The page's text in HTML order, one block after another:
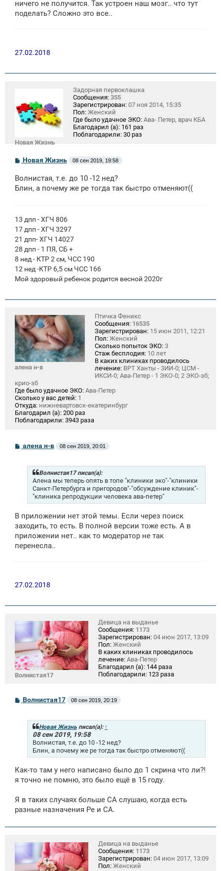
ничего не получится. Так устроен наш мозг.. что тут
поделать? Сложно это все..
27.02.2018
Новая Жизнь
Задорная первоклашка
Сообщения: 355
Зарегистрирован: 07 ноя 2014, 15:35
Пол: Женский
Где было удачное ЭКО: Ава- Петер, врач КБА
Благодарил (а): 161 раз
Поблагодарили: 30 раз
С
о
б
щ
Новая Жизнь 08 сен 2019, 19:58
Волнистая, т.е. до 10 -12 нед?
Блин, а почему же ре тогда так быстро отменяют((
13 дпп - ХГЧ 806
17 дпп - ХГЧ 3297
21 дпп- ХГЧ 14027
28 дпп - 1 ПЯ, СБ +
8 нед - КТР 2 см, ЧСС 190
12 нед -КТР 6,5 см ЧСС 166
Мой здоровый ребенок родится весной 2020г
алена н-в
Птичка Феникс
Сообщения: 16535
Зарегистрирован: 15 июн 2011, 12:21
Пол: Женский
Сколько попыток ЭКО: 3
Стаж бесплодия: 10 лет
В каких клиниках проводилось
лечение: ВРТ Ханты - 3ИИ-0; ЦСМ -
ИКСИ-0; Ава-Петер - 1 ЭКО-0; 2 ЭКО-зб;
крио-зб
Где было удачное ЭКО: Ава-Петер
Сколько у вас детей: 1
Откуда: нижневартовск-екатеринбург
Благодарил (а): 200 раз
Поблагодарили: 3943 раза
С
о
алена н-в 08 сен 2019, 20:01
Волнистая17 писал(а):
Алена мы теперь опять в топе "клиники эко"-"клиники
Санкт-Петербурга и пригородов"-"обсуждение клиник"-
"клиника репродукции человека ава-петер"
В приложении нет этой темы. Если через поиск
заходить, то есть. В полной версии тоже есть. А в
приложении нет.. как то модератор не так
перенесла..
27.02.2018
Волнистая17
Девица на выданье
Сообщения: 1173
Зарегистрирован: 04 июн 2017, 13:09
Пол: Женский
В каких клиниках проводилось
лечение: Ава-Петер
Благодарил (а): 144 раза
Поблагодарили: 123 раза
С
о
Волнистая17 08 сен 2019, 20:19
Новая Жизнь писал(а): ↑
08 сен 2019, 19:58
Волнистая, т.е. до 10 -12 нед?
Блин, а почему же ре тогда так быстро отменяют((
Как-то там у него написано было до 1 скрина что ли?!
я точно не помню, это было ещё в 15 году.
Я в таких случаях больше СА слушаю, когда есть
разные назначения Ре и СА.
Девица на выданье
Сообщения: 1173
Зарегистрирован: 04 июн 2017, 13:09
Пол: Женский